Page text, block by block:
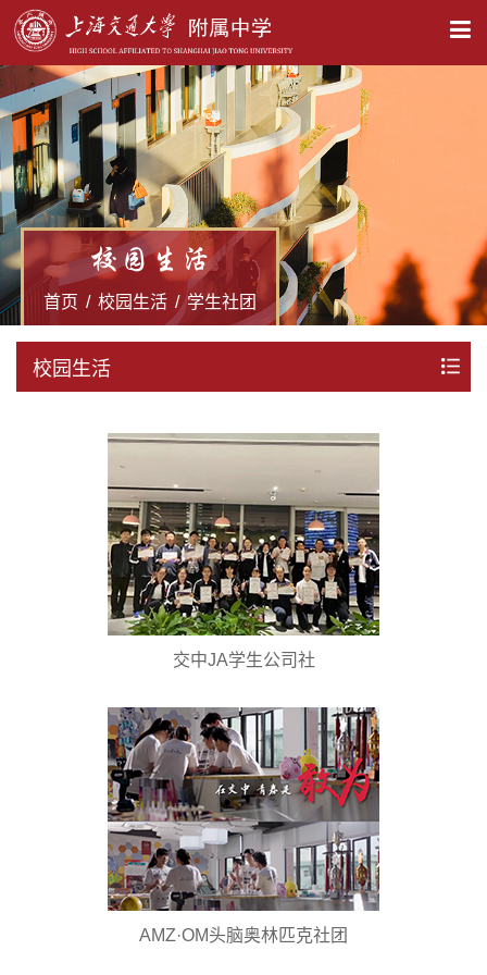
X
校园生活
首页 / 校园生活 / 学生社团
校园生活
交中JA学生公司社
AMZ·OM头脑奥林匹克社团